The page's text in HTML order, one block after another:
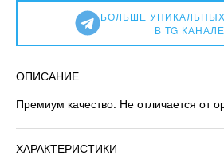
БОЛЬШЕ
В TG
ОПИСАНИЕ
Премиум качество. Не отличается от
ХАРАКТЕРИСТИКИ